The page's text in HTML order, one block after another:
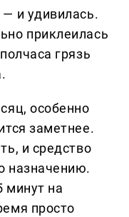
и удивилась.
приклеилась
грязь
особенно
заметнее.
и средство
назначению.
минут на
просто